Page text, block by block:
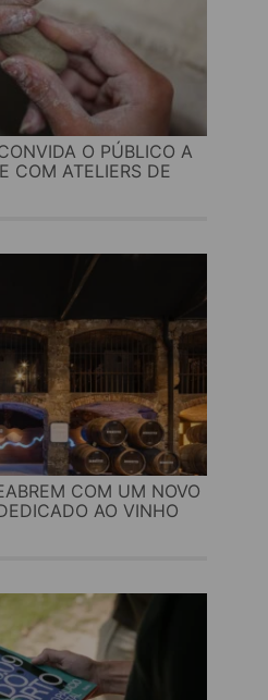
O PÚBLICO A
COM ATELIERS DE
COM UM NOVO
AO VINHO